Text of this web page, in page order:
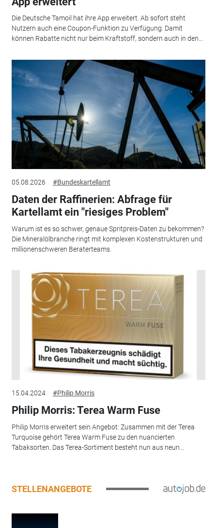
Die Deutsche Tamoil hat ihre App erweitert. Ab sofort steht
Nutzern auch eine Coupon-Funktion zu Verfügung. Damit
können Rabatte nicht nur beim Kraftstoff, sondern auch in den...
05.08.2026 #Bundeskartellamt
Daten der Raffinerien: Abfrage für
Kartellamt ein "riesiges Problem"
Warum ist es so schwer, genaue Spritpreis-Daten zu bekommen?
Die Mineralölbranche ringt mit komplexen Kostenstrukturen und
millionenschweren Beraterteams.
15.04.2024 #Philip Morris
Philip Morris: Terea Warm Fuse
Philip Morris erweitert sein Angebot: Zusammen mit der Terea
Turquoise gehört Terea Warm Fuse zu den nuancierten
Tabaksorten. Das Terea-Sortiment besteht nun aus neun...
STELLENANGEBOTE